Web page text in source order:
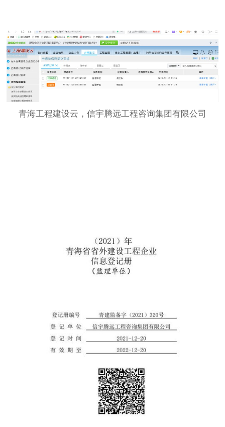
青海工程建设云，信宇腾远工程咨询集团有限公司